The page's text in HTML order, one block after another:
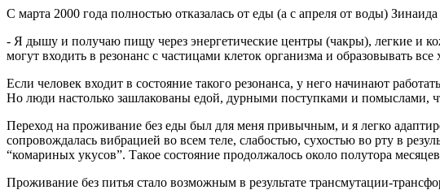
С марта 2000 года полностью отказалась от еды (а с апреля от воды)
- Я дышу и получаю пищу через энергетические центры (чакры), легкие и
могут входить в резонанс с частицами клеток организма и образовывать
Если человек входит в состояние такого резонанса, у него начинают
Но люди настолько зашлакованы едой, дурными поступками и помыслами,
Переход на проживание без еды был для меня привычным, и я легко
сопровождалась вибрацией во всем теле, слабостью, сухостью во рту в
“комариных укусов”. Такое состояние продолжалось около полутора
Проживание без питья стало возможным в результате трансмутации-